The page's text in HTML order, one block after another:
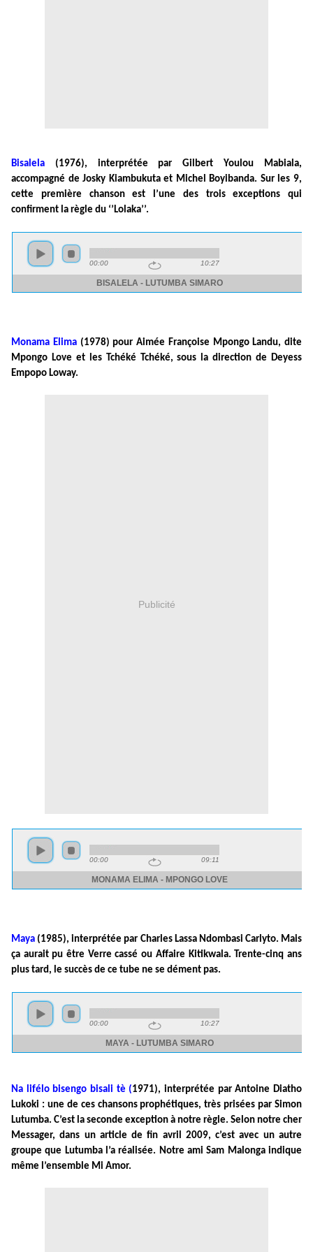
Bisalela (1976), interprétée par Gilbert Youlou Mabiala,
accompagné de Josky Kiambukuta et Michel Boyibanda. Sur les 9,
cette première chanson est l’une des trois exceptions qui
confirment la règle du ‘’Lolaka’’.
Monama Elima(1978) pour Aimée Françoise Mpongo Landu, dite
Mpongo Love et les Tchéké Tchéké, sous la direction de Deyess
Empopo Loway.
Publicité
Maya (1985), interprétée par Charles Lassa Ndombasi Carlyto. Mais
ça aurait pu être Verre cassé ou Affaire Kitikwala. Trente-cinq ans
plus tard, le succès de ce tube ne se dément pas.
Na lifélo bisengo bisali tè (1971), interprétée par Antoine Diatho
Lukoki : une de ces chansons prophétiques, très prisées par Simon
Lutumba. C’est la seconde exception à notre règle. Selon notre cher
Messager, dans un article de fin avril 2009, c’est avec un autre
groupe que Lutumba l’a réalisée. Notre ami Sam Malonga indique
même l’ensemble Mi Amor.